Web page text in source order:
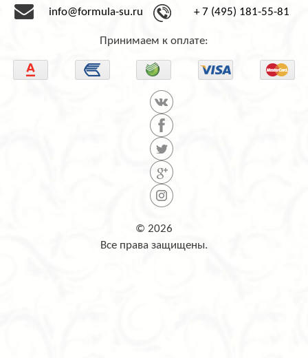
info@formula-su.ru + 7 (495) 181-55-81
Принимаем к оплате:
© 2026
Все права защищены.